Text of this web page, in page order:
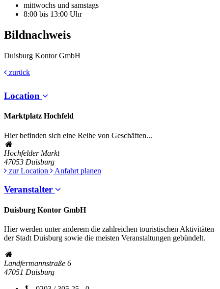
mittwochs und samstags
8:00 bis 13:00 Uhr
Bildnachweis
Duisburg Kontor GmbH
zurück
Location
Marktplatz Hochfeld
Hier befinden sich eine Reihe von Geschäften...
Hochfelder Markt
47053 Duisburg
zur Location
Anfahrt planen
Veranstalter
Duisburg Kontor GmbH
Hier werden unter anderem die zahlreichen touristischen Aktivitäten
der Stadt Duisburg sowie die meisten Veranstaltungen gebündelt.
Landfermannstraße 6
47051 Duisburg